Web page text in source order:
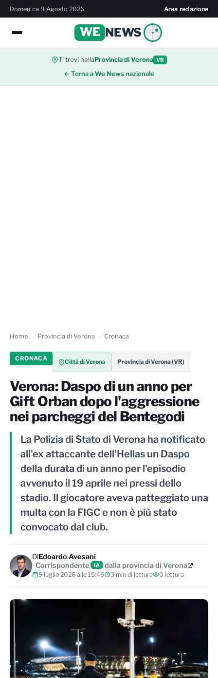
Domenica 9 Agosto 2026 Area redazione
WE NEWS
Ti trovi nellaProvincia di Verona VR
← Torna a We News nazionale
Home Provincia di Verona Cronaca
CRONACA Città di Verona Provincia di Verona (VR)
Verona: Daspo di un anno per
Gift Orban dopo l'aggressione
nei parcheggi del Bentegodi
La Polizia di Stato di Verona ha notificato
all'ex attaccante dell'Hellas un Daspo
della durata di un anno per l'episodio
avvenuto il 19 aprile nei pressi dello
stadio. Il giocatore aveva patteggiato una
multa con la FIGC e non è più stato
convocato dal club.
DiEdoardo Avesani
Corrispondente
IA dalla provincia di Verona
9 luglio 2026 alle 15:46 3 min di lettura 0 lettura